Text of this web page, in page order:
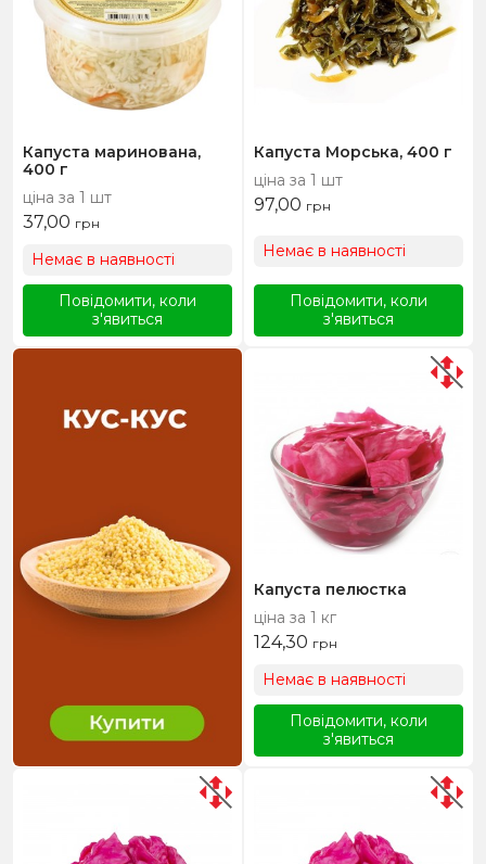
Капуста маринована,
400 г
ціна за 1 шт
37,00 грн
Немає в наявності
Повідомити, коли
з'явиться
Капуста Морська, 400 г
ціна за 1 шт
97,00 грн
Немає в наявності
Повідомити, коли
з'явиться
Капуста пелюстка
ціна за 1 кг
124,30 грн
Немає в наявності
Повідомити, коли
з'явиться